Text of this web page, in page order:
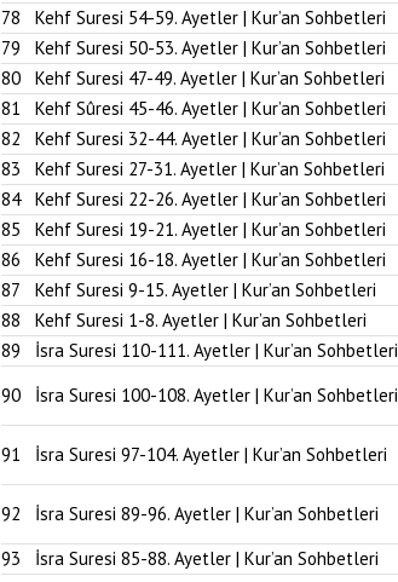
78
Kehf Suresi 54-59. Ayetler | Kur’an Sohbetleri
79
Kehf Suresi 50-53. Ayetler | Kur’an Sohbetleri
80
Kehf Suresi 47-49. Ayetler | Kur’an Sohbetleri
81
Kehf Sûresi 45-46. Ayetler | Kur’an Sohbetleri
82
Kehf Suresi 32-44. Ayetler | Kur’an Sohbetleri
83
Kehf Suresi 27-31. Ayetler | Kur’an Sohbetleri
84
Kehf Suresi 22-26. Ayetler | Kur’an Sohbetleri
85
Kehf Suresi 19-21. Ayetler | Kur’an Sohbetleri
86
Kehf Suresi 16-18. Ayetler | Kur’an Sohbetleri
87
Kehf Suresi 9-15. Ayetler | Kur’an Sohbetleri
88
Kehf Suresi 1-8. Ayetler | Kur’an Sohbetleri
89
İsra Suresi 110-111. Ayetler | Kur’an Sohbetleri
90
İsra Suresi 100-108. Ayetler | Kur’an Sohbetleri
91 İsra Suresi 97-104. Ayetler | Kur’an Sohbetleri
92 İsra Suresi 89-96. Ayetler | Kur’an Sohbetleri
93
İsra Suresi 85-88. Ayetler | Kur’an Sohbetleri